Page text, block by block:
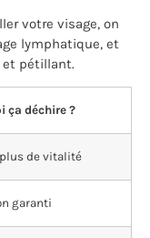
votre visage, on
lymphatique, et
et pétillant.
ça déchire ?
plus de vitalité
garanti